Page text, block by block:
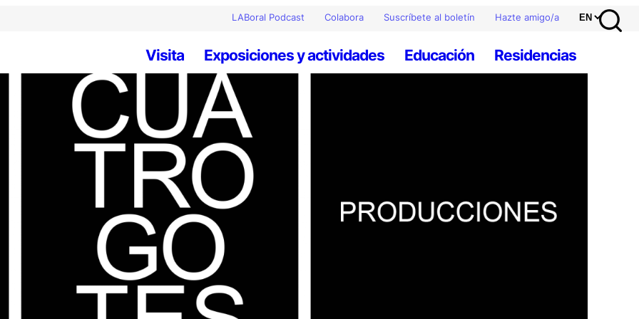
LABoral Podcast Colabora Suscríbete al boletín Hazte amigo/a
Visita Exposiciones y actividades Educación Residencias